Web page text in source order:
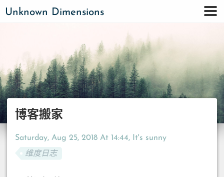
Unknown Dimensions
博客搬家
Saturday, Aug 25, 2018 At 14:44, It's sunny
维度日志